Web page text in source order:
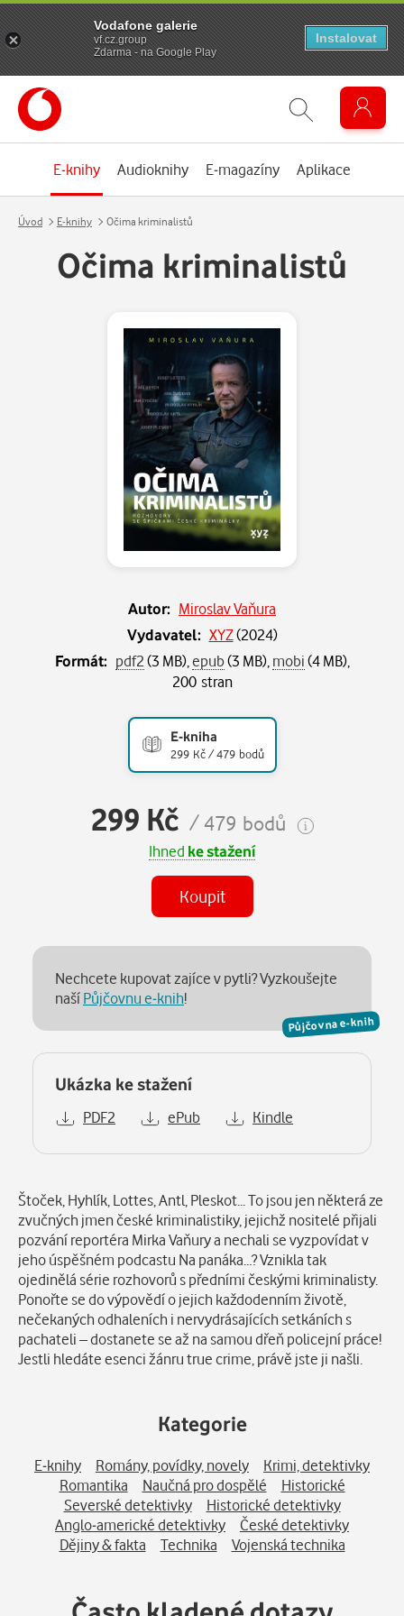
E-knihy Audioknihy E-magazíny Aplikace
Úvod E-knihy Očima kriminalistů
Očima kriminalistů
Autor: Miroslav Vaňura
Vydavatel: XYZ(2024)
Formát: pdf2(3 MB), epub(3 MB), mobi(4 MB),
200 stran
E-kniha
299 Kč / 479 bodů
299 Kč / 479 bodů
Ihned ke stažení
Koupit
Půjčovna e-knih
Nechcete kupovat zajíce v pytli? Vyzkoušejte
našíPůjčovnu e-knih!
Ukázka ke stažení
PDF2 ePub Kindle
Popis
Štoček, Hyhlík, Lottes, Antl, Pleskot... To jsou jen některá ze
zvučných jmen české kriminalistiky, jejichž nositelé přijali
pozvání reportéra Mirka Vaňury a nechali se vyzpovídat v
jeho úspěšném podcastu Na panáka…? Vznikla tak
ojedinělá série rozhovorů s předními českými kriminalisty.
Ponořte se do výpovědí o jejich každodenním životě,
nečekaných odhaleních i nervydrásajících setkáních s
pachateli – dostanete se až na samou dřeň policejní práce!
Jestli hledáte esenci žánru true crime, právě jste ji našli.
Kategorie
E-knihy Romány, povídky, novely
Krimi, detektivky
Romantika
Naučná pro dospělé
Historické
Severské detektivky
Historické detektivky
Anglo-americké detektivky
České detektivky
Dějiny & fakta
Technika Vojenská technika
Vodafone galerie
vf.cz.group
Zdarma - na Google Play
Instalovat